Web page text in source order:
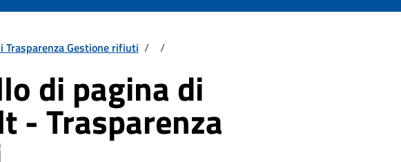
Trasparenza Gestione rifiuti / /
di pagina di
- Trasparenza